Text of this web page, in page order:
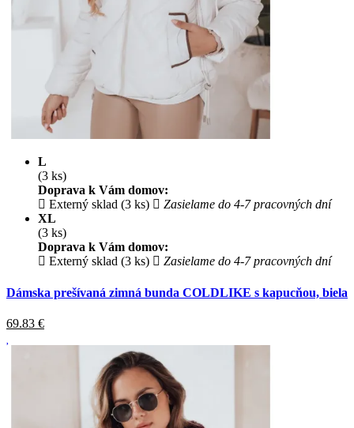
L
(3 ks)
Doprava k Vám domov:
Externý sklad (3 ks)
Zasielame do 4-7 pracovných dní
XL
(3 ks)
Doprava k Vám domov:
Externý sklad (3 ks)
Zasielame do 4-7 pracovných dní
Dámska prešívaná zimná bunda COLDLIKE s kapucňou, biela
69.83 €